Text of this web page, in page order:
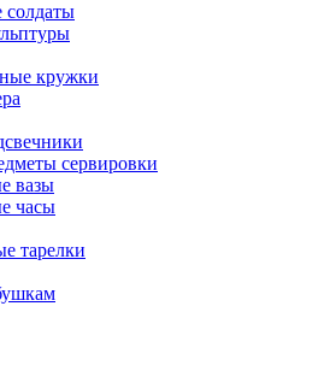
кружки
сервировки
вазы
часы
тарелки